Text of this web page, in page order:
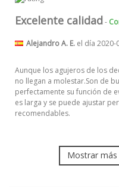
Excelente calidad-
Alejandro A. E. el día 2020-
Aunque los agujeros de los
no llegan a molestar.Son de
perfectamente su función de
es larga y se puede ajustar
recomendables.
Mostrar más